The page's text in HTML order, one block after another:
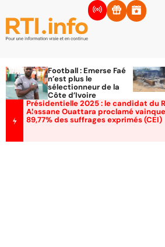
Football : Emerse Faé
n’est plus le
sélectionneur de la
Côte d’Ivoire
Présidentielle 2025 : le candidat du
Alassane Ouattara proclamé
89,77% des suffrages exprimés (CEI)